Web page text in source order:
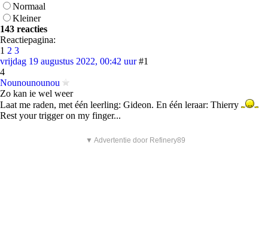
Normaal
Kleiner
143 reacties
Reactiepagina:
1 2 3
vrijdag 19 augustus 2022, 00:42 uur #1
4
Nounounounou
Zo kan ie wel weer
Laat me raden, met één leerling: Gideon. En één leraar: Thierry
Rest your trigger on my finger...
▼ Advertentie door Refinery89